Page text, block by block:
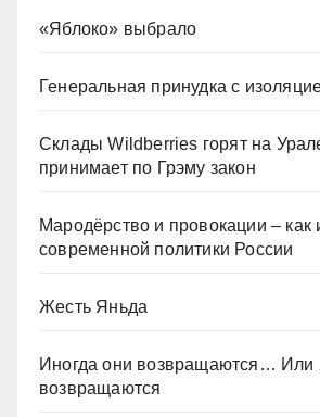
«Яблоко» выбрало
Генеральная принудка с
Склады Wildberries горят на
принимает по Грэму закон
Мародёрство и провокации – как
современной политики России
Жесть Яньда
Иногда они возвращаются… Или
возвращаются